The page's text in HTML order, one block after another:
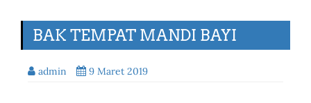
BAK TEMPAT MANDI BAYI
admin 9 Maret 2019